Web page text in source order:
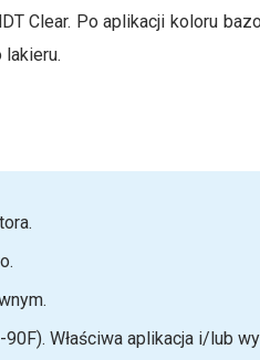
Clear. Po aplikacji koloru
Właściwa aplikacja i/lub